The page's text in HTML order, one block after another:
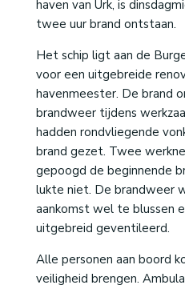
haven van Urk, is
twee uur brand ontstaan.
Het schip ligt aan de
voor een uitgebreide
havenmeester. De brand
brandweer tijdens
hadden rondvliegende
brand gezet. Twee
gepoogd de beginnende
lukte niet. De brandweer
aankomst wel te blussen
uitgebreid geventileerd.
Alle personen aan boord
veiligheid brengen.